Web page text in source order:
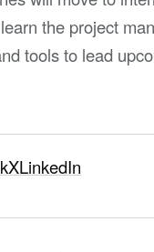
the project
tools to lead
XLinkedIn